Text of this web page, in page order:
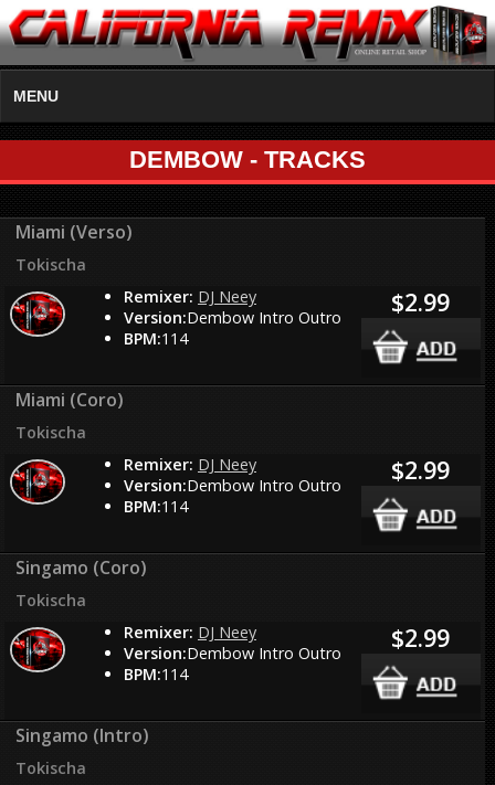
MENU
DEMBOW - TRACKS
Miami (Verso)
Tokischa
Remixer: DJ Neey
Version:Dembow Intro Outro
BPM:114
$2.99
Miami (Coro)
Tokischa
Remixer: DJ Neey
Version:Dembow Intro Outro
BPM:114
$2.99
Singamo (Coro)
Tokischa
Remixer: DJ Neey
Version:Dembow Intro Outro
BPM:114
$2.99
Singamo (Intro)
Tokischa